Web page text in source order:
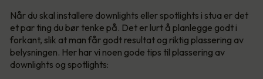
Når du skal installere downlights eller spotlights i stua er det
et par ting du bør tenke på. Det er lurt å planlegge godt i
forkant, slik at man får godt resultat og riktig plassering av
belysningen. Her har vi noen gode tips til plassering av
downlights og spotlights: